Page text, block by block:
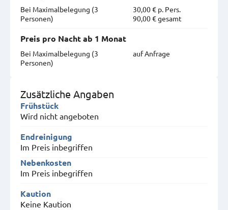
Bei Maximal­belegung (3
Personen)
30,00 € p. Pers.
90,00 € gesamt
Preis pro Nacht ab 1 Monat
Bei Maximal­belegung (3
Personen)
auf Anfrage
Zusätzliche Angaben
Frühstück
Wird nicht angeboten
Endreinigung
Im Preis inbegriffen
Nebenkosten
Im Preis inbegriffen
Kaution
Keine Kaution